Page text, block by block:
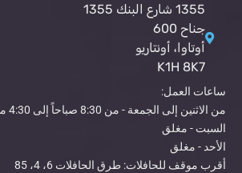
1355 شارع البنك 1355
جناح 600
أوتاوا، أونتاريو
K1H 8K7
ساعات العمل:
من الاثنين إلى الجمعة - من 8:30 صباحاً إلى 4:30 مساءً
السبت - مغلق
الأحد - مغلق
أقرب موقف للحافلات: طرق الحافلات 6، 4، 85